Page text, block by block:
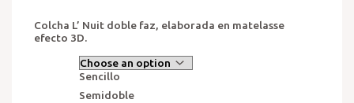
Colcha L’ Nuit doble faz, elaborada en matelasse
efecto 3D.
Sencillo
Semidoble